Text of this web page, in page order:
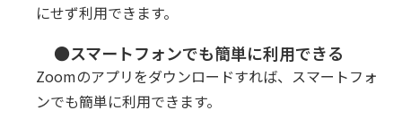
にせず利用できます。
●スマートフォンでも簡単に利用できる
Zoomのアプリをダウンロードすれば、スマートフォ
ンでも簡単に利用できます。